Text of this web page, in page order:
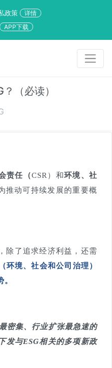
政策
详情
APP下载
（必读）
责任（CSR）和环境、社
推动可持续发展的重要概
除了追求经济利益，还需
环境、社会和公司治理）
密集、行业扩张最急速的
发与ESG相关的多项新政